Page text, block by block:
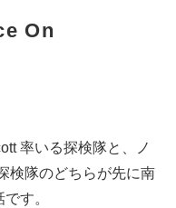
On
率いる探検隊と、ノ
検隊のどちらが先に南
す。